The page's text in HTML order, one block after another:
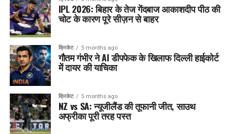
IPL 2026: बिहार के तेज गेंदबाज आकाशदीप पीठ की
चोट के कारण पूरे सीज़न से बाहर
क्रिकेट 5 months ago
गौतम गंभीर ने AI डीपफेक के खिलाफ दिल्ली हाईकोर्ट
में दायर की याचिका
क्रिकेट 5 months ago
NZ vs SA: न्यूजीलैंड की तूफानी जीत, साउथ
अफ्रीका पूरी तरह पस्त